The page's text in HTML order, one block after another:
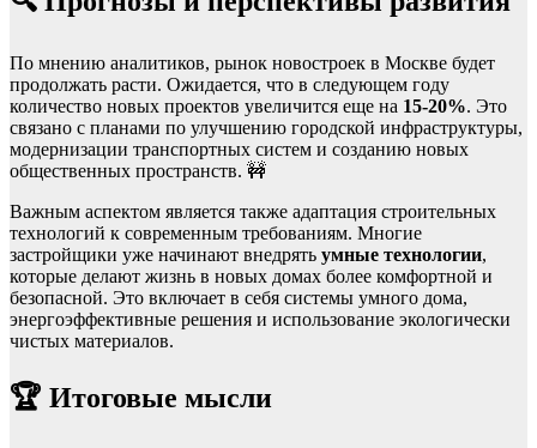
По мнению аналитиков, рынок новостроек в Москве будет
продолжать расти. Ожидается, что в следующем году
количество новых проектов увеличится еще на 15-20%. Это
связано с планами по улучшению городской инфраструктуры,
модернизации транспортных систем и созданию новых
общественных пространств. 🚧
Важным аспектом является также адаптация строительных
технологий к современным требованиям. Многие
застройщики уже начинают внедрять умные технологии,
которые делают жизнь в новых домах более комфортной и
безопасной. Это включает в себя системы умного дома,
энергоэффективные решения и использование экологически
чистых материалов.
🏆 Итоговые мысли